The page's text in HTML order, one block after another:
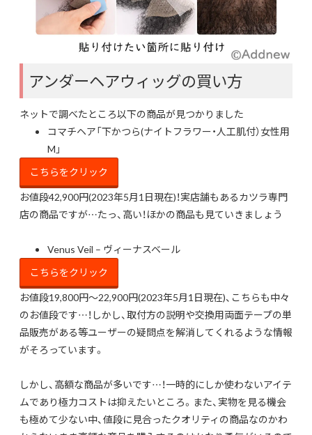
アンダーヘアウィッグの買い方
ネットで調べたところ以下の商品が見つかりました
コマチヘア「下かつら(ナイトフラワー・人工肌付）女性用
M」
こちらをクリック
お値段42,900円(2023年5月1日現在)！実店舗もあるカツラ専門
店の商品ですが…たっ、高い！ほかの商品も見ていきましょう
Venus Veil – ヴィーナスベール
こちらをクリック
お値段19,800円～22,900円(2023年5月1日現在)、こちらも中々
のお値段です…！しかし、取付方の説明や交換用両面テープの単
品販売がある等ユーザーの疑問点を解消してくれるような情報
がそろっています。
しかし、高額な商品が多いです…！一時的にしか使わないアイテ
ムであり極力コストは抑えたいところ。また、実物を見る機会
も極めて少ない中、値段に見合ったクオリティの商品なのかわ